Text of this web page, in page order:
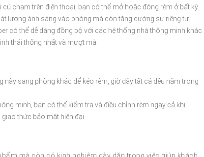
cú chạm trên điện thoại, bạn có thể mở hoặc đóng rèm ở bất kỳ
lượng ánh sáng vào phòng mà còn tăng cường sự riêng tư.
có thể dễ dàng đồng bộ với các hệ thống nhà thông minh khác
thái thống nhất và mượt mà.
này sang phòng khác để kéo rèm, giờ đây tất cả đều nằm trong
minh, bạn có thể kiểm tra và điều chỉnh rèm ngay cả khi
thức bảo mật hiện đại.